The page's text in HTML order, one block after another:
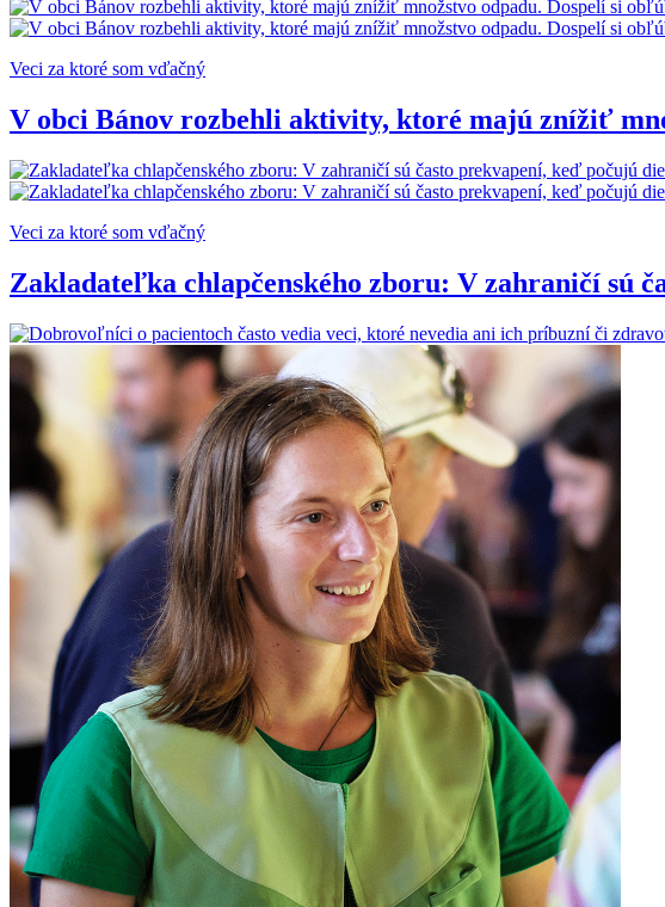
Veci za ktoré som vďačný
V obci Bánov rozbehli aktivity, ktoré majú znížiť
Veci za ktoré som vďačný
Zakladateľka chlapčenského zboru: V zahraničí sú